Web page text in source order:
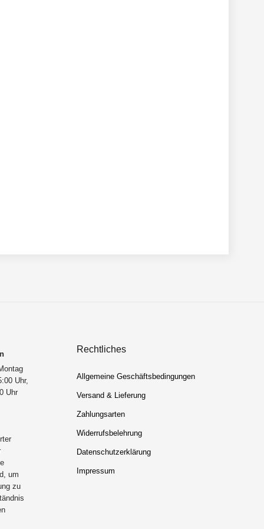
Uhr,
Uhr
um
zu
Rechtliches
Allgemeine Geschäftsbedingungen
Versand & Lieferung
Zahlungsarten
Widerrufsbelehrung
Datenschutzerklärung
Impressum